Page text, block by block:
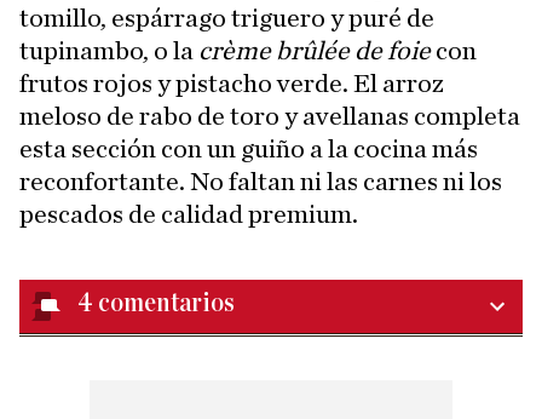
tomillo, espárrago triguero y puré de
tupinambo, o la crème brûlée de foiecon
frutos rojos y pistacho verde. El arroz
meloso de rabo de toro y avellanas completa
esta sección con un guiño a la cocina más
reconfortante. No faltan ni las carnes ni los
pescados de calidad premium.
4 comentarios